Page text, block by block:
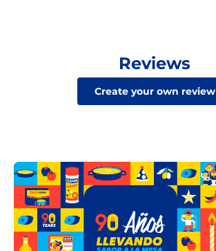
Reviews
Create your own review